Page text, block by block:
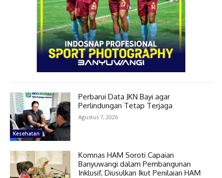
Kesehatan
Perbarui Data JKN Bayi agar
Perlindungan Tetap Terjaga
Agustus 7, 2026
Komnas HAM Soroti Capaian
Banyuwangi dalam Pembangunan
Inklusif, Diusulkan Ikut Penilaian HAM